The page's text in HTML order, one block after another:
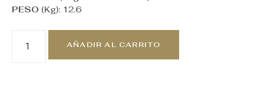
PESO (Kg): 12.6
AÑADIR AL CARRITO